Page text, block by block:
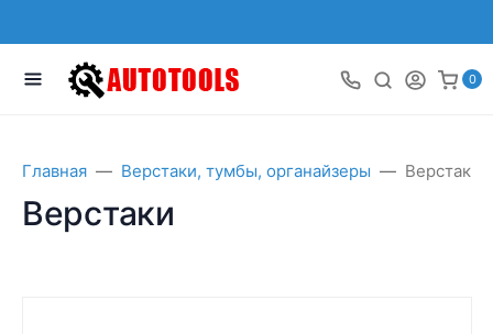
0
Главная Верстаки, тумбы, органайзеры Верстаки
Верстаки